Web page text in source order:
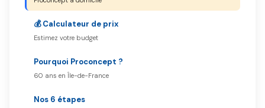
💰 Calculateur de prix
Estimez votre budget
Pourquoi Proconcept ?
60 ans en Île-de-France
Nos 6 étapes